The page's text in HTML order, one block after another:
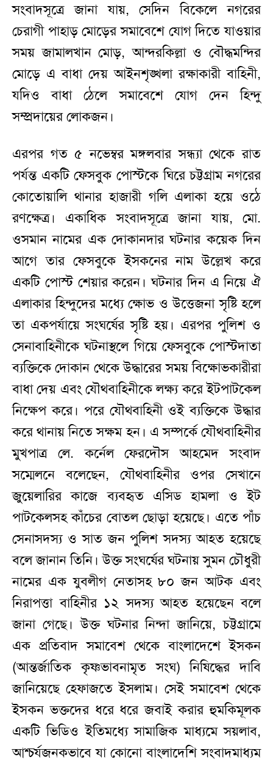
সংবাদসূত্রে জানা যায়, সেদিন বিকেলে নগরের
চেরাগী পাহাড় মোড়ের সমাবেশে যোগ দিতে যাওয়ার
সময় জামালখান মোড়, আন্দরকিল্লা ও বৌদ্ধমন্দির
মোড়ে এ বাধা দেয় আইনশৃঙ্খলা রক্ষাকারী বাহিনী,
যদিও বাধা ঠেলে সমাবেশে যোগ দেন হিন্দু
সম্প্রদায়ের লোকজন।
এরপর গত ৫ নভেম্বর মঙ্গলবার সন্ধ্যা থেকে রাত
পর্যন্ত একটি ফেসবুক পোস্টকে ঘিরে চট্টগ্রাম নগরের
কোতোয়ালি থানার হাজারী গলি এলাকা হয়ে ওঠে
রণক্ষেত্র। একাধিক সংবাদসূত্রে জানা যায়, মো.
ওসমান নামের এক দোকানদার ঘটনার কয়েক দিন
আগে তার ফেসবুকে ইসকনের নাম উল্লেখ করে
একটি পোস্ট শেয়ার করেন। ঘটনার দিন এ নিয়ে ঐ
এলাকার হিন্দুদের মধ্যে ক্ষোভ ও উত্তেজনা সৃষ্টি হলে
তা একপর্যায়ে সংঘর্ষের সৃষ্টি হয়। এরপর পুলিশ ও
সেনাবাহিনীকে ঘটনাস্থলে গিয়ে ফেসবুকে পোস্টদাতা
ব্যক্তিকে দোকান থেকে উদ্ধারের সময় বিক্ষোভকারীরা
বাধা দেয় এবং যৌথবাহিনীকে লক্ষ্য করে ইটপাটকেল
নিক্ষেপ করে। পরে যৌথবাহিনী ওই ব্যক্তিকে উদ্ধার
করে থানায় নিতে সক্ষম হন। এ সম্পর্কে যৌথবাহিনীর
মুখপাত্র লে. কর্নেল ফেরদৌস আহমেদ সংবাদ
সম্মেলনে বলেছেন, যৌথবাহিনীর ওপর সেখানে
জুয়েলারির কাজে ব্যবহৃত এসিড হামলা ও ইট
পাটকেলসহ কাঁচের বোতল ছোড়া হয়েছে। এতে পাঁচ
সেনাসদস্য ও সাত জন পুলিশ সদস্য আহত হয়েছে
বলে জানান তিনি। উক্ত সংঘর্ষের ঘটনায় সুমন চৌধুরী
নামের এক যুবলীগ নেতাসহ ৮০ জন আটক এবং
নিরাপত্তা বাহিনীর ১২ সদস্য আহত হয়েছেন বলে
জানা গেছে। উক্ত ঘটনার নিন্দা জানিয়ে, চট্টগ্রামে
এক প্রতিবাদ সমাবেশ থেকে বাংলাদেশে ইসকন
(আন্তর্জাতিক কৃষ্ণভাবনামৃত সংঘ) নিষিদ্ধের দাবি
জানিয়েছে হেফাজতে ইসলাম। সেই সমাবেশ থেকে
ইসকন ভক্তদের ধরে ধরে জবাই করার হুমকিমূলক
একটি ভিডিও ইতিমধ্যে সামাজিক মাধ্যমে সয়লাব,
আশ্চর্যজনকভাবে যা কোনো বাংলাদেশি সংবাদমাধ্যম